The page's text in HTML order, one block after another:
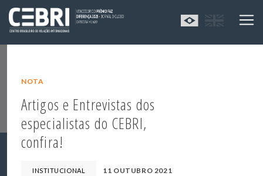
NOTA
Artigos e Entrevistas dos
especialistas do CEBRI,
confira!
INSTITUCIONAL 11 OUTUBRO 2021